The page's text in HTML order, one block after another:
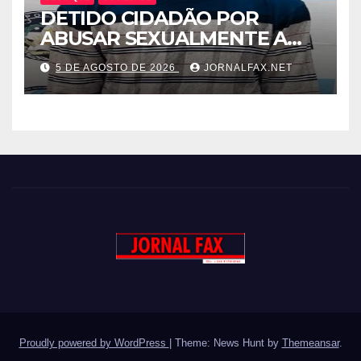
DETIDO CIDADÃO POR
ABUSAR SEXUALMENTE A
CUNHADA MENOR DE IDADE
5 DE AGOSTO DE 2026 JORNALFAX.NET
Proudly powered by WordPress Theme: News Hunt by Themeansar.